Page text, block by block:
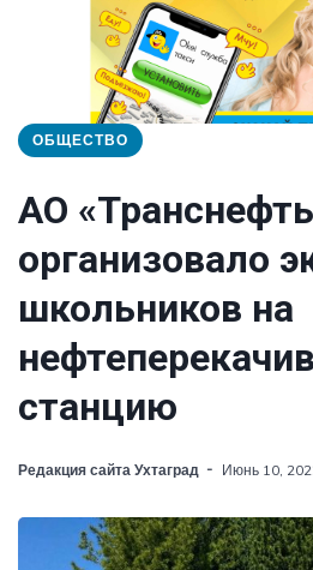
ОБЩЕСТВО
АО
организовало
школьников на
станцию
Редакция сайта Ухтаград Июнь 10,